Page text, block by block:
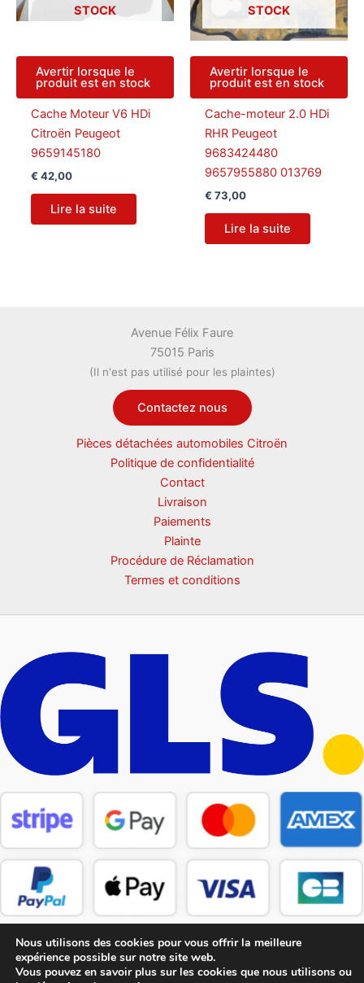
STOCK
Avertir lorsque le
produit est en stock
Cache Moteur V6 HDi
Citroën Peugeot
9659145180
€ 42,00
Lire la suite
STOCK
Avertir lorsque le
produit est en stock
Cache-moteur 2.0 HDi
RHR Peugeot
9683424480
9657955880 013769
€ 73,00
Lire la suite
Avenue Félix Faure
75015 Paris
(Il n'est pas utilisé pour les plaintes)
Contactez nous
Pièces détachées automobiles Citroën
Politique de confidentialité
Contact
Livraison
Paiements
Plainte
Procédure de Réclamation
Termes et conditions
Nous utilisons des cookies pour vous offrir la meilleure
expérience possible sur notre site web.
Vous pouvez en savoir plus sur les cookies que nous utilisons ou